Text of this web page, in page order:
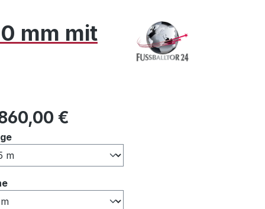
mm mit
Preis: €
auswählen
auswählen